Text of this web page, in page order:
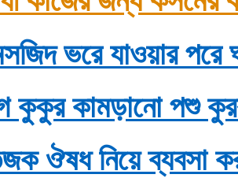
ভরে যাওয়ার
কামড়ানো পশু
ঔষধ নিয়ে ব্যবসা